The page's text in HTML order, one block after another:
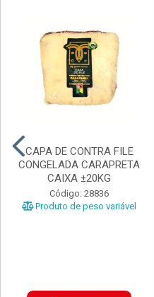
CAPA DE CONTRA FILE
CONGELADA CARAPRETA
CAIXA ±20KG
Código: 28836
Produto de peso variável